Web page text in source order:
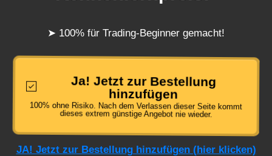
➤ 100% für Trading-Beginner gemacht!
Ja! Jetzt zur Bestellung
hinzufügen
100% ohne Risiko. Nach dem Verlassen dieser Seite kommt
dieses extrem günstige Angebot nie wieder.
JA! Jetzt zur Bestellung hinzufügen (hier klicken)